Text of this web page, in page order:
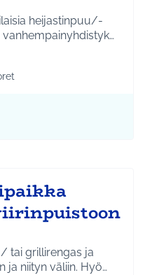
heijastinpuu/-
Koko Tuusulamukaan: Lapset ja
tai grillirengas ja
ja niityn väliin. Hyö…